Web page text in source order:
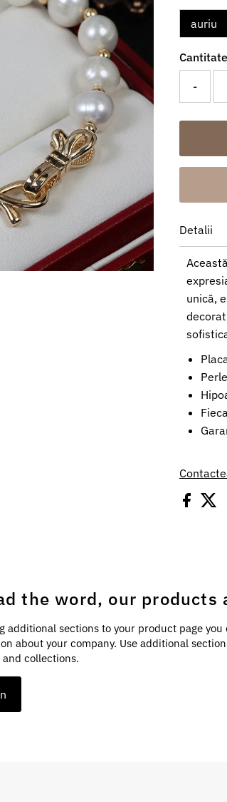
auriu
Cantitate
-
Detalii
unică,
the word, our products
additional sections to your product page
about your company. Use additional
collections.